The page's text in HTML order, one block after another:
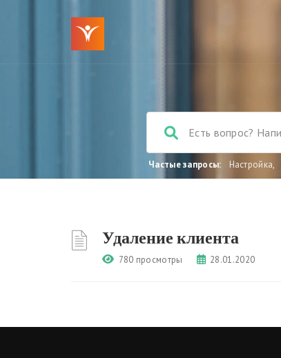
Частые запросы: Настройка,
Удаление клиента
780 просмотры 28.01.2020